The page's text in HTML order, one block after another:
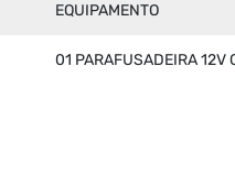
EQUIPAMENTO
01 PARAFUSADEIRA 12V